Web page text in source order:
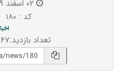
۰۲ اسفند ۱۳۹۹ | ۱۶:۲۶
کد : ۱۸۰
تعداد بازدید:۸۹۶۷